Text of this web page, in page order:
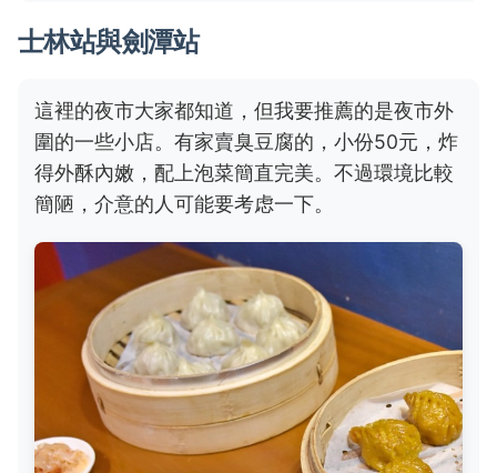
士林站與劍潭站
這裡的夜市大家都知道，但我要推薦的是夜市外
圍的一些小店。有家賣臭豆腐的，小份50元，炸
得外酥內嫩，配上泡菜簡直完美。不過環境比較
簡陋，介意的人可能要考虑一下。